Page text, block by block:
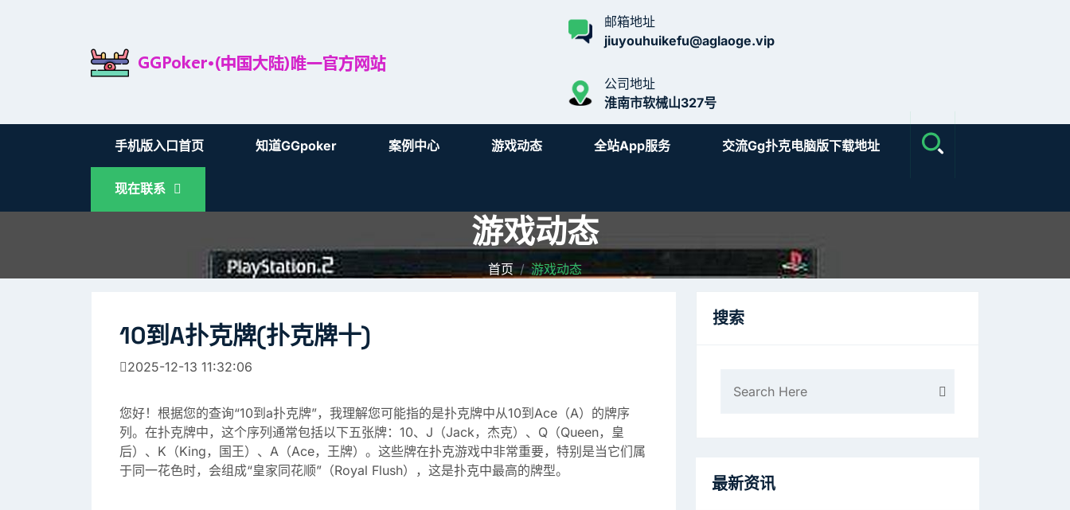
邮箱地址
jiuyouhuikefu@aglaoge.vip
公司地址
淮南市软械山327号
手机版入口首页 知道GGpoker 案例中心 游戏动态 全站app服务 交流gg扑克电脑版下载地址
现在联系
游戏动态
首页 游戏动态
10到a扑克牌(扑克牌十)
2025-12-13 11:32:06
您好！根据您的查询“10到a扑克牌”，我理解您可能指的是扑克牌中从10到Ace（A）的牌序
列。在扑克牌中，这个序列通常包括以下五张牌：10、J（Jack，杰克）、Q（Queen，皇
后）、K（King，国王）、A（Ace，王牌）。这些牌在扑克游戏中非常重要，特别是当它们属
于同一花色时，会组成“皇家同花顺”（Royal Flush），这是扑克中最高的牌型。
搜索
最新资讯